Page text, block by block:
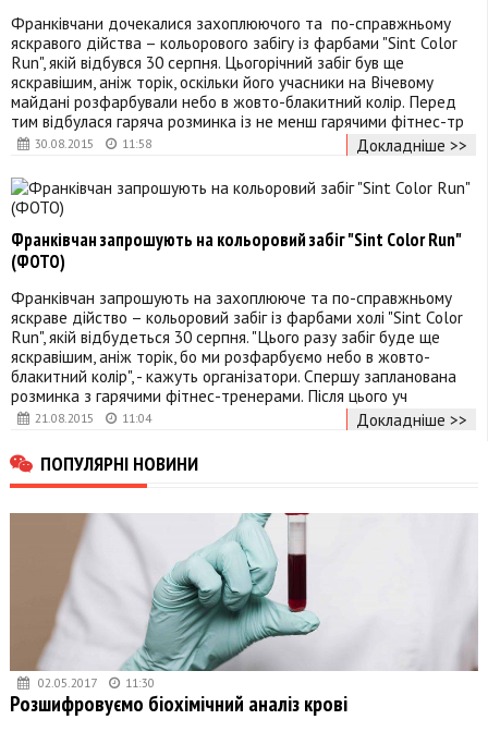
30.08.2015 11:58
Франківчани дочекалися захоплюючого та по-справжньому
яскравого дійства – кольорового забігу із фарбами "Sint Color
Run", якій відбувся 30 серпня. Цьогорічний забіг був ще
яскравішим, аніж торік, оскільки його учасники на Вічевому
майдані розфарбували небо в жовто-блакитний колір. Перед
тим відбулася гаряча розминка із не менш гарячими фітнес-тр
Докладніше >>
21.08.2015 11:04
Франківчан запрошують на кольоровий забіг "Sint Color Run"
(ФОТО)
Франківчан запрошують на захоплююче та по-справжньому
яскраве дійство – кольоровий забіг із фарбами холі "Sint Color
Run", якій відбудеться 30 серпня. "Цього разу забіг буде ще
яскравішим, аніж торік, бо ми розфарбуємо небо в жовто-
блакитний колір", - кажуть організатори. Спершу запланована
розминка з гарячими фітнес-тренерами. Після цього уч
Докладніше >>
ПОПУЛЯРНІ НОВИНИ
02.05.2017 11:30
Розшифровуємо біохімічний аналіз крові